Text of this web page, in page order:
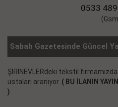
0533
Sabah Gazetesinde Güncel
ŞİRİNEVLERdeki tekstil
ustaları aranıyor. ( BU İLANIN
)